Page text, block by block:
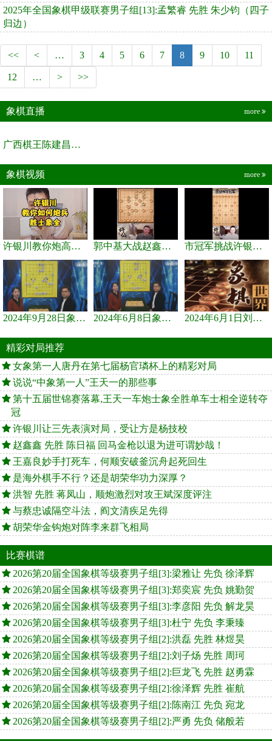
2025年全国象棋甲级联赛男子组[13]:孟繁睿 先胜 朱少钧（四子
归边）
<< < … 3 4 5 6 7 8 9 10 11
12 … > >>
象棋直播 more
广西棋王陈建昌直播间
象棋视频 more
许银川教你炮高兵士象全如何赢士象全，简单四步即可 郭中基大战赵鑫鑫，许银川激情讲解 市冠军挑战许银川，急进中兵变化真激烈！
2024年9月28日象棋世界栏目，刘君、蒋川讲解了第九届杨官璘杯象棋... 2024年6月8日象棋世界，刘君、蒋川讲解了第九届杨官璘杯全国象棋... 2024年6月1日刘君、蒋川讲解第三届上海杯象棋大师赛谢靖与李少庚...
精彩对局推荐
女象第一人唐丹在第七届杨官璘杯上的精彩对局
说说“中象第一人”王天一的那些事
第十五届世锦赛落幕,王天一车炮士象全胜单车士相全逆转夺
冠
许银川让三先表演对局，受让方是杨技校
赵鑫鑫 先胜 陈日福 回马金枪以退为进可谓妙哉！
王嘉良妙手打死车，何顺安破釜沉舟起死回生
是海外棋手不行？还是胡荣华功力深厚？
洪智 先胜 蒋凤山，顺炮激烈对攻王斌深度评注
与蔡忠诚隔空斗法，阎文清疾足先得
胡荣华金钩炮对阵李来群飞相局
比赛棋谱
2026第20届全国象棋等级赛男子组[3]:梁雅让 先负 徐泽辉
2026第20届全国象棋等级赛男子组[3]:郑奕宸 先负 姚勤贺
2026第20届全国象棋等级赛男子组[3]:李彦阳 先负 解龙昊
2026第20届全国象棋等级赛男子组[3]:杜宁 先负 李秉臻
2026第20届全国象棋等级赛男子组[2]:洪磊 先胜 林煜昊
2026第20届全国象棋等级赛男子组[2]:刘子炀 先胜 周珂
2026第20届全国象棋等级赛男子组[2]:巨龙飞 先胜 赵勇霖
2026第20届全国象棋等级赛男子组[2]:徐泽辉 先胜 崔航
2026第20届全国象棋等级赛男子组[2]:陈南江 先负 宛龙
2026第20届全国象棋等级赛男子组[2]:严勇 先负 储般若